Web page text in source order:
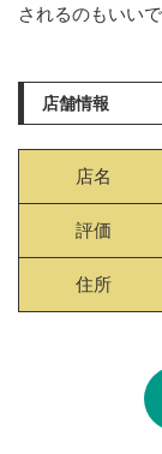
されるのもいいで
店舗情報
店名
評価
住所